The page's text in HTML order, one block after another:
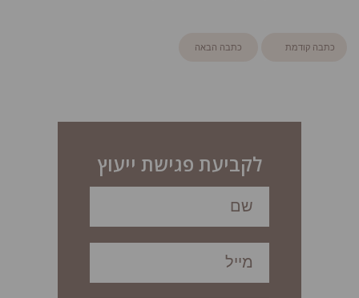
כתבה קודמת כתבה הבאה
לקביעת פגישת ייעוץ